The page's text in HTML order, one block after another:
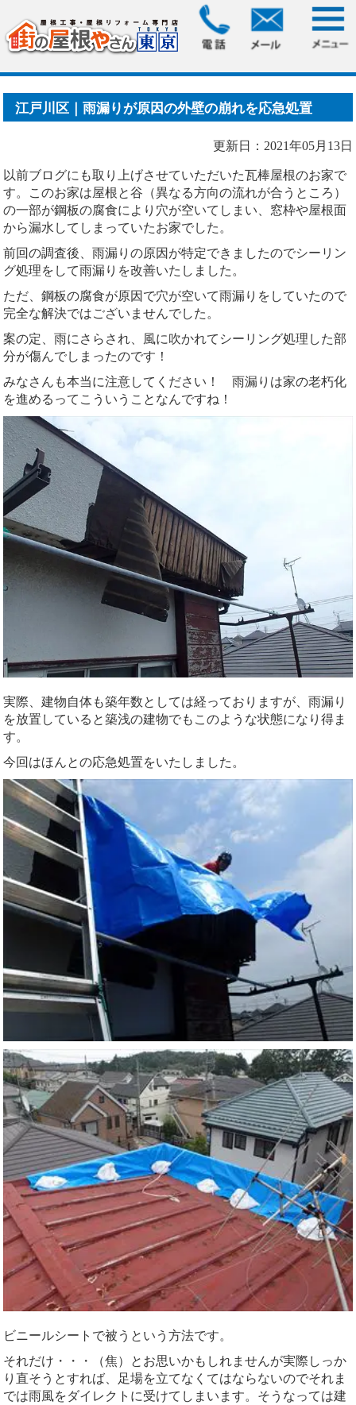
> 江戸川区｜雨漏りが原因の外壁の崩れを応
急処置
江戸川区｜雨漏りが原因の外壁の崩れを応急処置
更新日：2021年05月13日
以前ブログにも取り上げさせていただいた瓦棒屋根のお家で
す。このお家は屋根と谷（異なる方向の流れが合うところ）
の一部が鋼板の腐食により穴が空いてしまい、窓枠や屋根面
から漏水してしまっていたお家でした。
前回の調査後、雨漏りの原因が特定できましたのでシーリン
グ処理をして雨漏りを改善いたしました。
ただ、鋼板の腐食が原因で穴が空いて雨漏りをしていたので
完全な解決ではございませんでした。
案の定、雨にさらされ、風に吹かれてシーリング処理した部
分が傷んでしまったのです！
みなさんも本当に注意してください！ 雨漏りは家の老朽化
を進めるってこういうことなんですね！
実際、建物自体も築年数としては経っておりますが、雨漏り
を放置していると築浅の建物でもこのような状態になり得ま
す。
今回はほんとの応急処置をいたしました。
ビニールシートで被うという方法です。
それだけ・・・（焦）とお思いかもしれませんが実際しっか
り直そうとすれば、足場を立てなくてはならないのでそれま
では雨風をダイレクトに受けてしまいます。そうなっては建